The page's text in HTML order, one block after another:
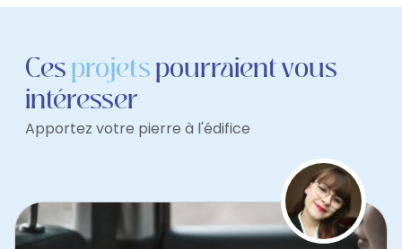
Cesprojetspourraient vous
intéresser
Apportez votre pierre à l'édifice